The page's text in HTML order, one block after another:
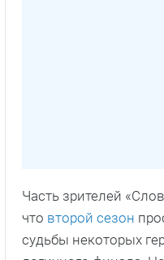
Часть зрителей
что второй сезон
судьбы некоторых